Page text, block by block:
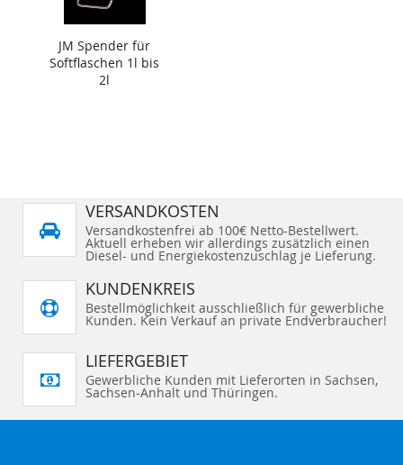
JM Spender für
Softflaschen 1l bis
2l
VERSANDKOSTEN
Versandkostenfrei ab 100€ Netto-Bestellwert.
Aktuell erheben wir allerdings zusätzlich einen
Diesel- und Energiekostenzuschlag je Lieferung.
KUNDENKREIS
Bestellmöglichkeit ausschließlich für gewerbliche
Kunden. Kein Verkauf an private Endverbraucher!
LIEFERGEBIET
Gewerbliche Kunden mit Lieferorten in Sachsen,
Sachsen-Anhalt und Thüringen.